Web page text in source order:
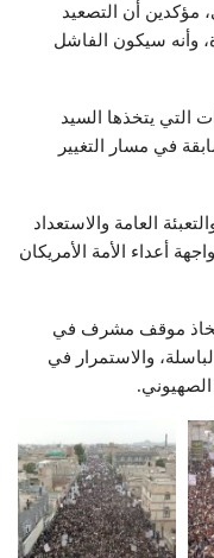
مؤكدين أن التصعيد
وأنه سيكون الفاشل
التي يتخذها السيد
في مسار التغيير
العامة والاستعداد
أعداء الأمة الأمريكان
لاتخاذ موقف مشرف في
والاستمرار في
الصهيوني.